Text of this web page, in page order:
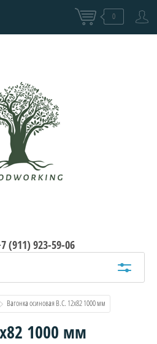
0
(911) 923-59-06
  Вагонка осиновая В.С. 12х82 1000 мм
1000 мм